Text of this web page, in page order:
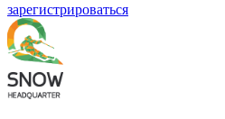
зарегистрироваться